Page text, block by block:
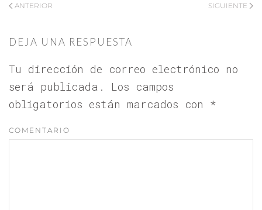
ANTERIOR SIGUIENTE
DEJA UNA RESPUESTA
Tu dirección de correo electrónico no
será publicada. Los campos
obligatorios están marcados con *
COMENTARIO